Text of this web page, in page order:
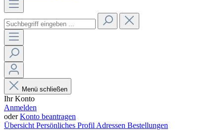
Menü schließen
Ihr Konto
Anmelden
oderKonto beantragen
Übersicht Persönliches Profil Adressen Bestellungen